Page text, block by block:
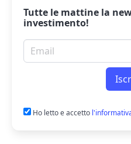
Tutte le mattine la
investimento!
Email per newsletter
Ho letto e accetto